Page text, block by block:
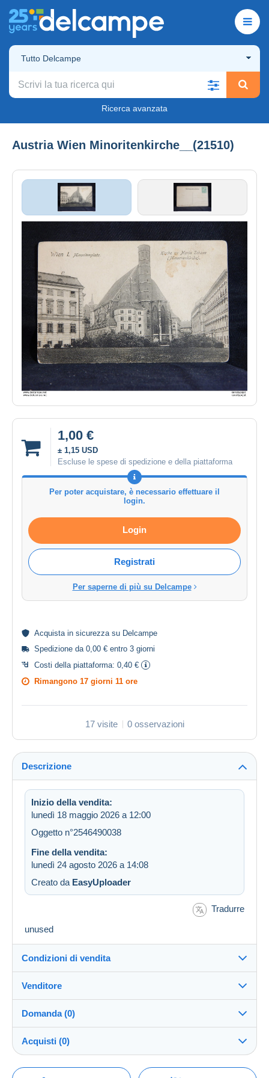
Tutto Delcampe
Ricerca avanzata
Austria Wien Minoritenkirche__(21510)
1,00 €
± 1,15 USD
Escluse le spese di spedizione e della piattaforma
Per poter acquistare, è necessario effettuare il
login.
Login
Registrati
Per saperne di più su Delcampe
Acquista in sicurezzasu Delcampe
Spedizione da 0,00 € entro 3 giorni
Costi della piattaforma: 0,40 €
Rimangono 17 giorni 11 ore
17 visite 0 osservazioni
Descrizione
Inizio della vendita:
lunedì 18 maggio 2026 a 12:00
Oggetto n°2546490038
Fine della vendita:
lunedì 24 agosto 2026 a 14:08
Creato da EasyUploader
Tradurre
unused
Condizioni di vendita
Spedizione dopo il pagamento entro 3 giorni
Spese di restituzione a carico
Venditore
kerailypojat100%(68838x)
PRO
Negozio
Domanda (0)
Acquisti (0)